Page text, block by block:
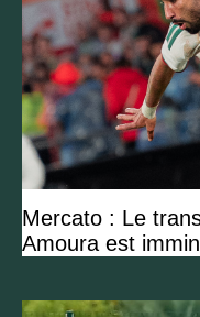
Mercato : Le
Amoura est